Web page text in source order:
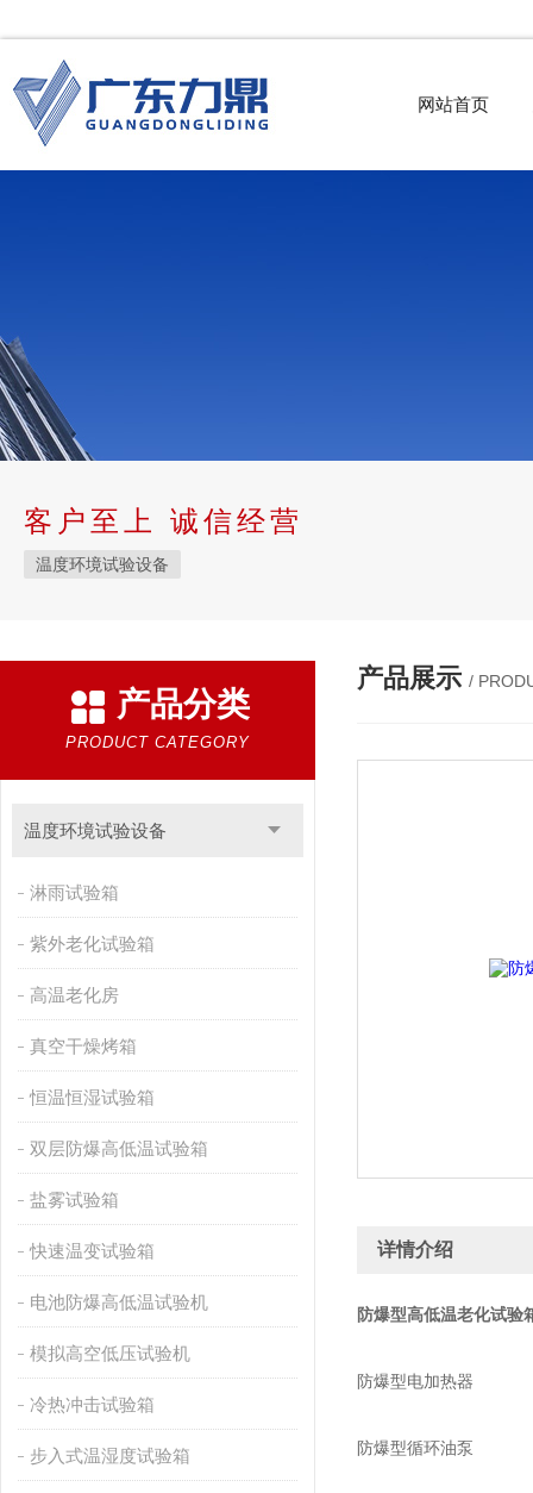
网站首页
客户至上 诚信经营
温度环境试验设备
产品分类
PRODUCT CATEGORY
温度环境试验设备
淋雨试验箱
紫外老化试验箱
高温老化房
真空干燥烤箱
恒温恒湿试验箱
双层防爆高低温试验箱
盐雾试验箱
快速温变试验箱
电池防爆高低温试验机
模拟高空低压试验机
冷热冲击试验箱
步入式温湿度试验箱
产品展示 /
详情介绍
防爆型高低温老化试验
防爆型电加热器
防爆型循环油泵